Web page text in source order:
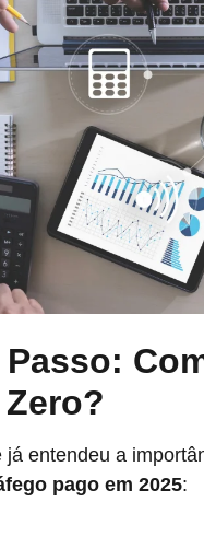
Passo:
já entendeu a
pago em 2025: